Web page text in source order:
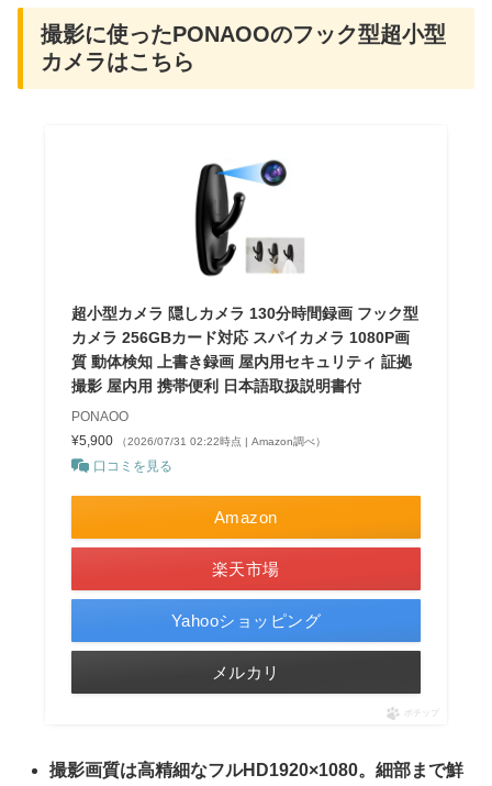
撮影に使ったPONAOOのフック型超小型
カメラはこちら
超小型カメラ 隠しカメラ 130分時間録画 フック型
カメラ 256GBカード対応 スパイカメラ 1080P画
質 動体検知 上書き録画 屋内用セキュリティ 証拠
撮影 屋内用 携帯便利 日本語取扱説明書付
PONAOO
¥5,900
（2026/07/31 02:22時点 | Amazon調べ）
口コミを見る
Amazon
楽天市場
Yahooショッピング
メルカリ
ポチップ
撮影画質は高精細なフルHD1920×1080。細部まで鮮